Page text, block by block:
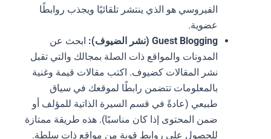
الفيروسي هو الذي ينتشر تلقائيًا ويجذب روابطًا
عضوية.
Guest Blogging (نشر الضيوف):
ابحث عن
المدونات والمواقع ذات الصلة بمجالك والتي تقبل
نشر المقالات كضيوف. اكتب مقالات قيمة وغنية
بالمعلومات تتضمن رابطًا لموقعك في سياق
طبيعي (عادةً في قسم السيرة الذاتية للمؤلف أو
ضمن المحتوى إذا كان مناسبًا). هذه طريقة ممتازة
للحصول على روابط قوية من مواقع ذات سلطة.